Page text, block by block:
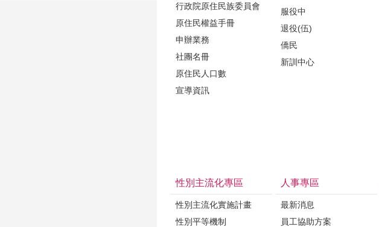
行政院原住民族委員會
原住民權益手冊
申辦業務
社團名冊
原住民人口數
宣導資訊
服役中
退役(伍)
僑民
新訓中心
性別主流化專區
性別主流化實施計畫
性別平等機制
人事專區
最新消息
員工協助方案